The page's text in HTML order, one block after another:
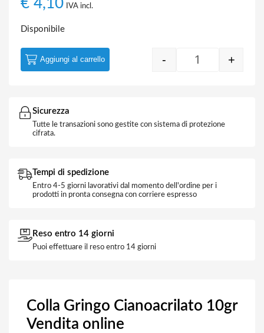
€ 4,10 IVA incl.
Disponibile
Colla Gringo
- +
Aggiungi al carrello
Sicurezza
Tutte le transazioni sono gestite con sistema di protezione
cifrata.
Tempi di spedizione
Entro 4-5 giorni lavorativi dal momento dell'ordine per i
prodotti in pronta consegna con corriere espresso
Reso entro 14 giorni
Puoi effettuare il reso entro 14 giorni
Colla Gringo Cianoacrilato 10gr
Vendita online